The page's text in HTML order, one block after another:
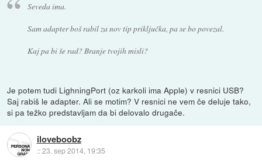
Seveda ima.
Sam adapter boš rabil za nov tip priključka, pa se bo povezal.
Kaj pa bi še rad? Branje tvojih misli?
Je potem tudi LighningPort (oz karkoli ima Apple) v resnici USB?
Saj rabiš le adapter. Ali se motim? V resnici ne vem če deluje tako,
si pa težko predstavljam da bi delovalo drugače.
iloveboobz
::23. sep 2014, 19:35